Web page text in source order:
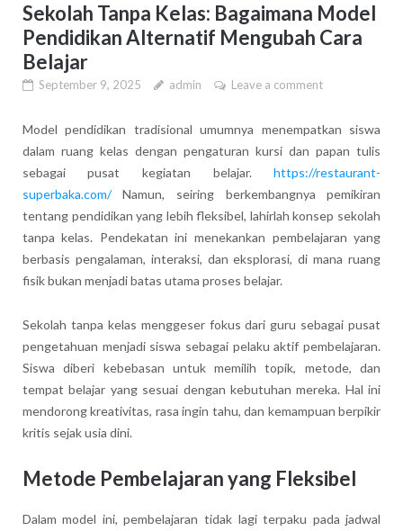
Sekolah Tanpa Kelas: Bagaimana Model
Pendidikan Alternatif Mengubah Cara
Belajar
September 9, 2025 admin Leave a comment
Model pendidikan tradisional umumnya menempatkan siswa
dalam ruang kelas dengan pengaturan kursi dan papan tulis
sebagai pusat kegiatan belajar.https://restaurant-
superbaka.com/Namun, seiring berkembangnya pemikiran
tentang pendidikan yang lebih fleksibel, lahirlah konsep sekolah
tanpa kelas. Pendekatan ini menekankan pembelajaran yang
berbasis pengalaman, interaksi, dan eksplorasi, di mana ruang
fisik bukan menjadi batas utama proses belajar.
Sekolah tanpa kelas menggeser fokus dari guru sebagai pusat
pengetahuan menjadi siswa sebagai pelaku aktif pembelajaran.
Siswa diberi kebebasan untuk memilih topik, metode, dan
tempat belajar yang sesuai dengan kebutuhan mereka. Hal ini
mendorong kreativitas, rasa ingin tahu, dan kemampuan berpikir
kritis sejak usia dini.
Metode Pembelajaran yang Fleksibel
Dalam model ini, pembelajaran tidak lagi terpaku pada jadwal